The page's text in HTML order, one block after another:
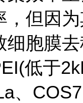
，但因
细胞膜
低于
、